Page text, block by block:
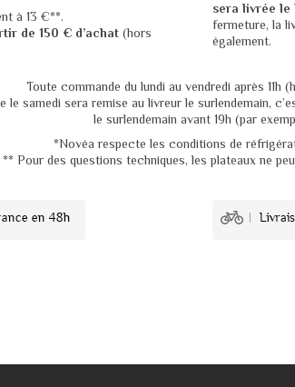
à 13 €**.
de 150 € d’achat (hors
sera livrée le
fermeture, la
également.
Toute commande du lundi au vendredi après
le samedi sera remise au livreur le surlendemain,
le surlendemain avant 19h (par
*Novéa respecte les conditions de
** Pour des questions techniques, les plateaux ne